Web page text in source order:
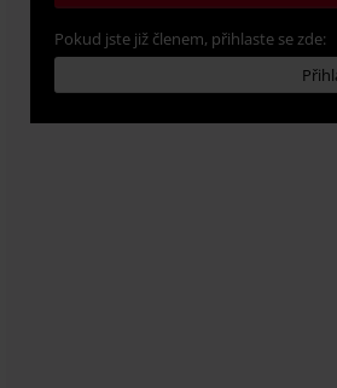
Pokud jste již členem, přihlaste se zde: